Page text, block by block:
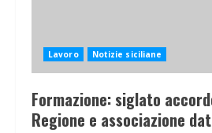
Lavoro Notizie siciliane
Formazione: siglato
Regione e associazione